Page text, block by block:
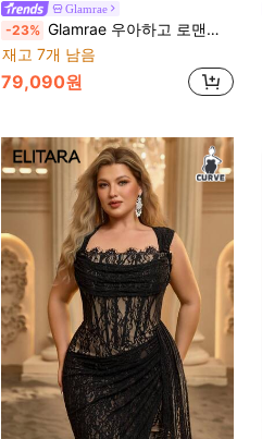
Glamrae
-23% Glamrae 우아하고 로맨틱한 레드 오프숄더 긴소매 시어 플리츠 럭셔리 비즈 스플라이스 머메이드 밑단 웨딩 가운 트레인 포함, 결혼식, 파티, 축하 행사, 공식 행사, 럭셔리 이브닝 드레스에 적합 (복잡한 디자인)
재고 7개 남음
79,090원